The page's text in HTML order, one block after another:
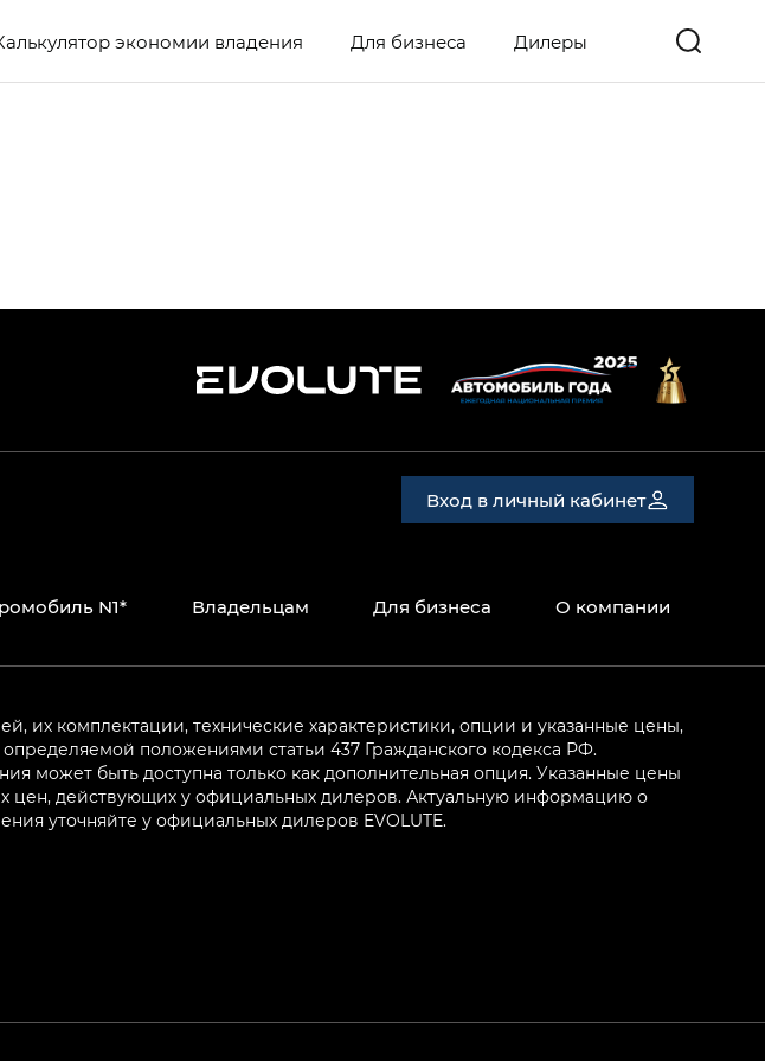
экономии владения Для бизнеса Дилеры
Вход в личный кабинет
N1* Владельцам Для бизнеса О компании
их комплектации, технические характеристики, опции и указанные цены,
положениями статьи 437 Гражданского кодекса РФ.
может быть доступна только как дополнительная опция. Указанные цены
цен, действующих у официальных дилеров. Актуальную информацию о
уточняйте у официальных дилеров EVOLUTE.